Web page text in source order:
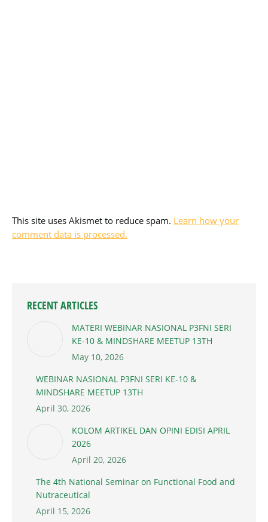
This site uses Akismet to reduce spam. Learn how your
comment data is processed.
RECENT ARTICLES
MATERI WEBINAR NASIONAL P3FNI SERI
KE-10 & MINDSHARE MEETUP 13TH
May 10, 2026
WEBINAR NASIONAL P3FNI SERI KE-10 &
MINDSHARE MEETUP 13TH
April 30, 2026
KOLOM ARTIKEL DAN OPINI EDISI APRIL
2026
April 20, 2026
The 4th National Seminar on Functional Food and
Nutraceutical
April 15, 2026